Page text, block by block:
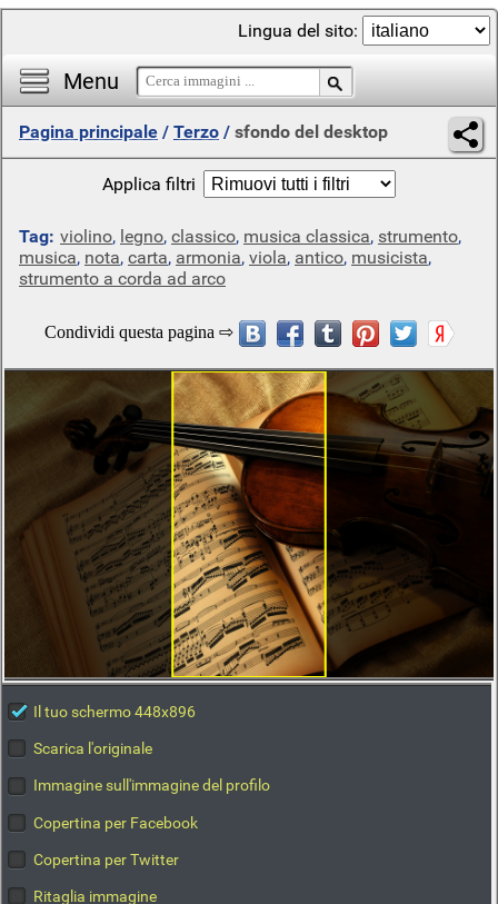
Menu
Lingua del sito:
Pagina principale / Terzo / sfondo del desktop
Applica filtri
Tag: violino, legno, classico, musica classica, strumento,
musica, nota, carta, armonia, viola, antico, musicista,
strumento a corda ad arco
Il tuo schermo 448x896
Scarica l'originale
Immagine sull'immagine del profilo
Copertina per Facebook
Copertina per Twitter
Ritaglia immagine